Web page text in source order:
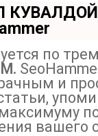
по
и
вашего